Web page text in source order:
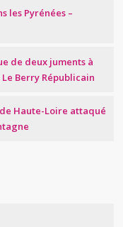
les Pyrénées –
de deux juments à
Berry Républicain
Haute-Loire attaqué